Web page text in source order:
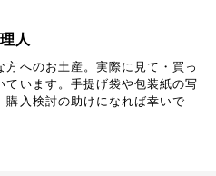
人
方へのお土産。実際に見て・買っ
ています。手提げ袋や包装紙の写
購入検討の助けになれば幸いで